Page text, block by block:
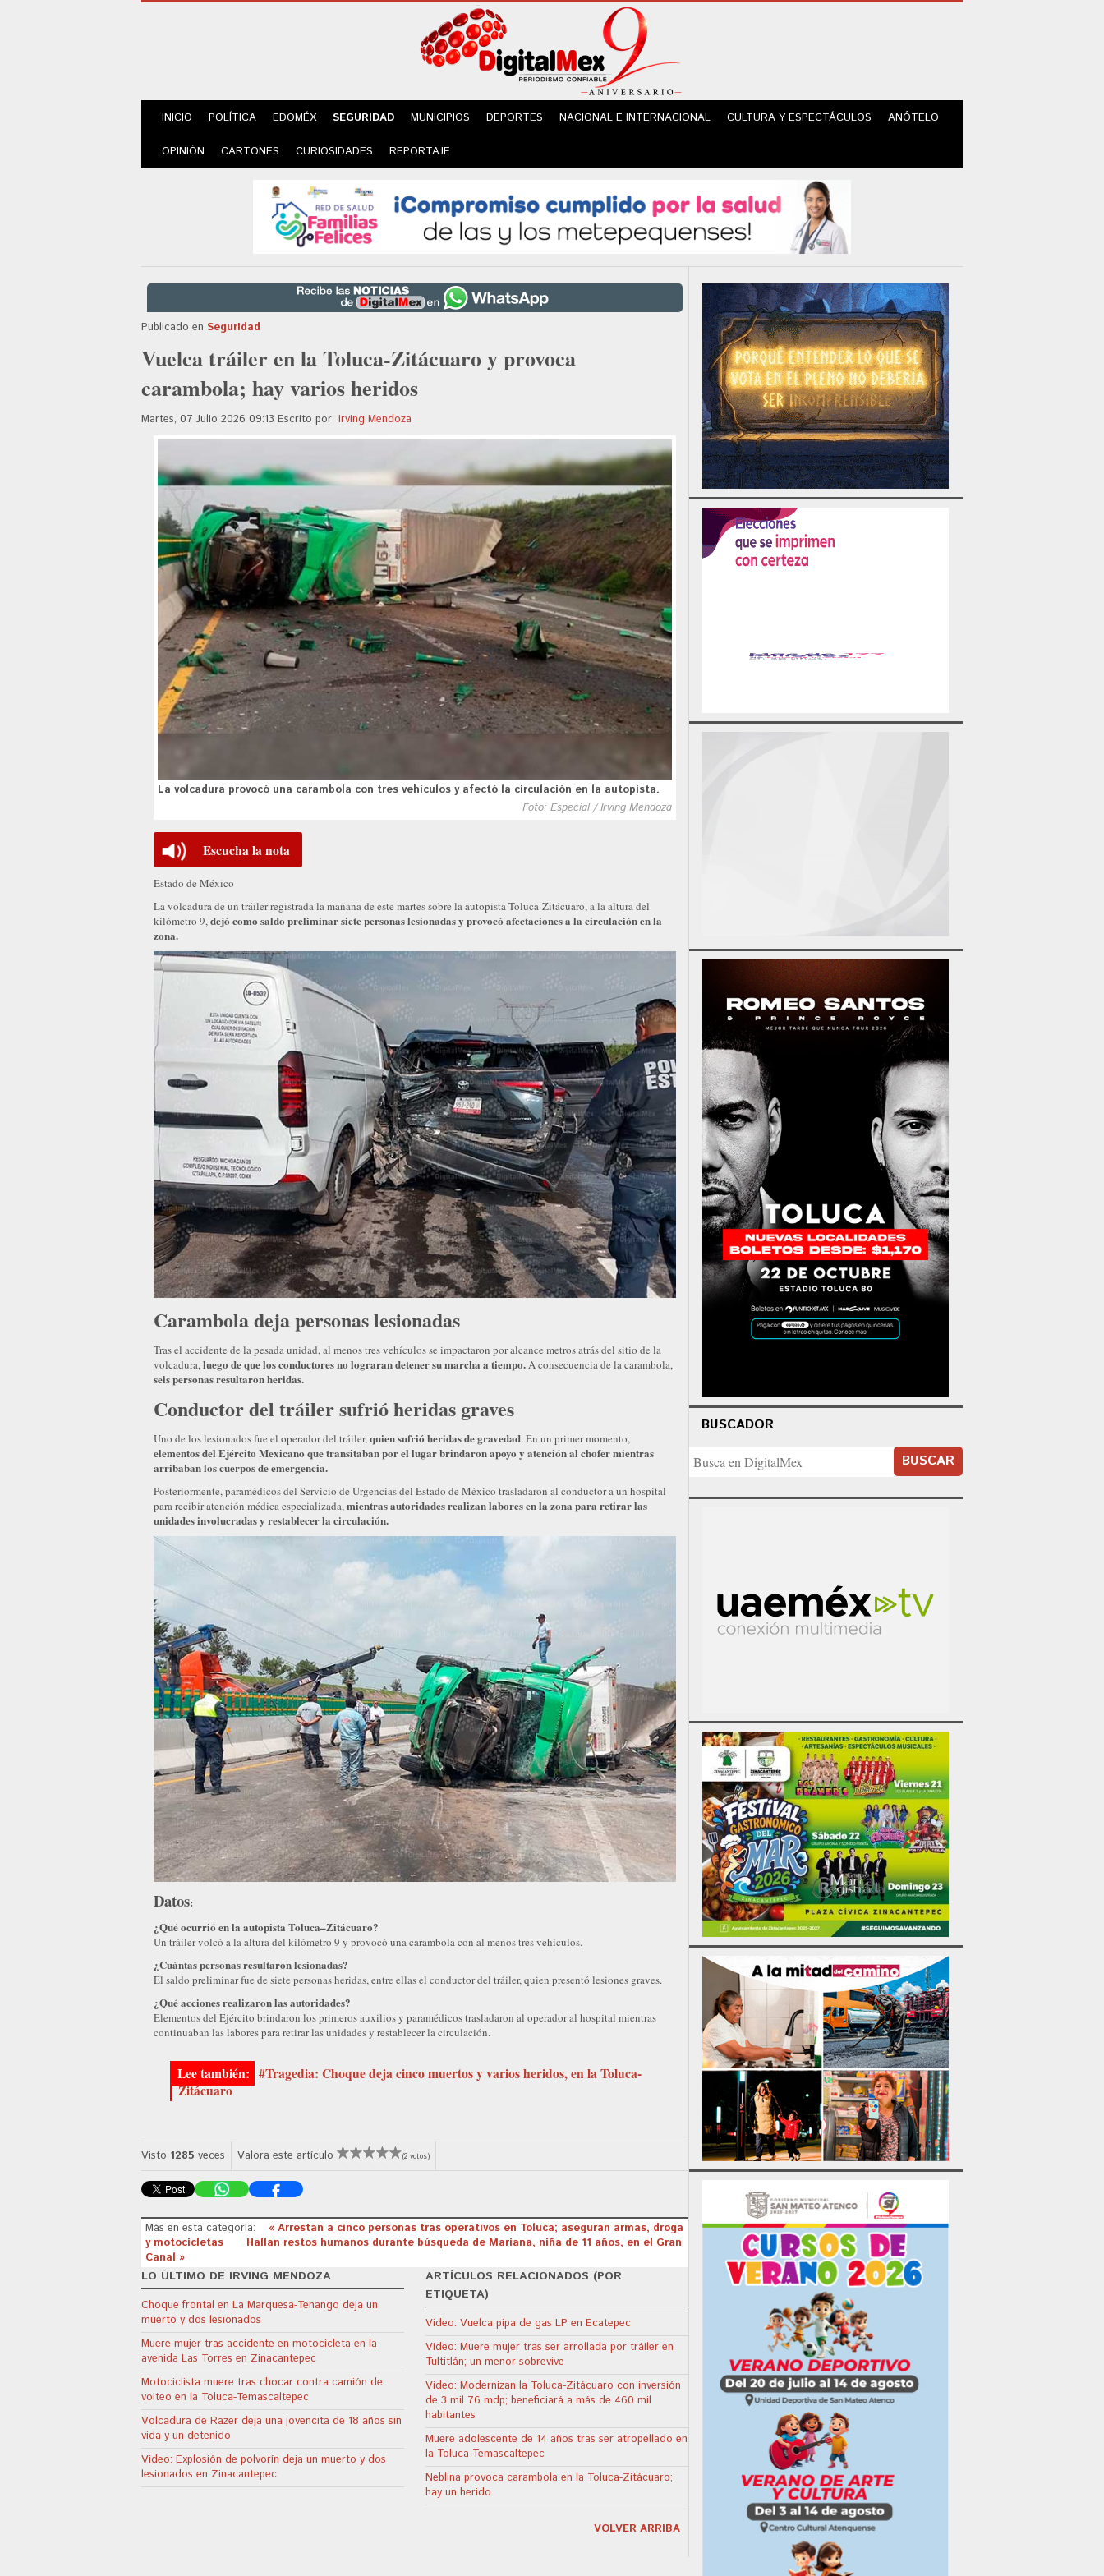
INICIO POLÍTICA EDOMÉX SEGURIDAD MUNICIPIOS DEPORTES NACIONAL E INTERNACIONAL CULTURA Y ESPECTÁCULOS ANÓTELO
OPINIÓN CARTONES CURIOSIDADES REPORTAJE
Publicado en Seguridad
Vuelca tráiler en la Toluca-Zitácuaro y provoca
carambola; hay varios heridos
Martes, 07 Julio 2026 09:13 Escrito por Irving Mendoza
La volcadura provocó una carambola con tres vehículos y afectó la circulación en la autopista.
Foto: Especial / Irving Mendoza
Escucha la nota
Estado de México
La volcadura de un tráiler registrada la mañana de este martes sobre la autopista Toluca-Zitácuaro, a la altura del
kilómetro 9,dejó como saldo preliminar siete personas lesionadas y provocó afectaciones a la circulación en la
zona.
Carambola deja personas lesionadas
Tras el accidente de la pesada unidad, al menos tres vehículos se impactaron por alcance metros atrás del sitio de la
volcadura, luego de que los conductores no lograran detener su marcha a tiempo. A consecuencia de la carambola,
seis personas resultaron heridas.
Conductor del tráiler sufrió heridas graves
Uno de los lesionados fue el operador del tráiler, quien sufrió heridas de gravedad. En un primer momento,
elementos del Ejército Mexicano que transitaban por el lugar brindaron apoyo y atención al chofer mientras
arribaban los cuerpos de emergencia.
Posteriormente, paramédicos del Servicio de Urgencias del Estado de México trasladaron al conductor a un hospital
para recibir atención médica especializada, mientras autoridades realizan labores en la zona para retirar las
unidades involucradas y restablecer la circulación.
Datos:
¿Qué ocurrió en la autopista Toluca–Zitácuaro?
Un tráiler volcó a la altura del kilómetro 9 y provocó una carambola con al menos tres vehículos.
¿Cuántas personas resultaron lesionadas?
El saldo preliminar fue de siete personas heridas, entre ellas el conductor del tráiler, quien presentó lesiones graves.
¿Qué acciones realizaron las autoridades?
Elementos del Ejército brindaron los primeros auxilios y paramédicos trasladaron al operador al hospital mientras
continuaban las labores para retirar las unidades y restablecer la circulación.
#Tragedia: Choque deja cinco muertos y varios heridos, en la Toluca-
Zitácuaro
Visto 1285 veces Valora este artículo (2 votos)
Más en esta categoría:
« Arrestan a cinco personas tras operativos en Toluca; aseguran armas, droga
y motocicletas
Hallan restos humanos durante búsqueda de Mariana, niña de 11 años, en el Gran
Canal »
LO ÚLTIMO DE IRVING MENDOZA
Choque frontal en La Marquesa-Tenango deja un
muerto y dos lesionados
Muere mujer tras accidente en motocicleta en la
avenida Las Torres en Zinacantepec
Motociclista muere tras chocar contra camión de
volteo en la Toluca-Temascaltepec
Volcadura de Razer deja una jovencita de 18 años sin
vida y un detenido
Video: Explosión de polvorín deja un muerto y dos
lesionados en Zinacantepec
ARTÍCULOS RELACIONADOS (POR
ETIQUETA)
Video: Vuelca pipa de gas LP en Ecatepec
Video: Muere mujer tras ser arrollada por tráiler en
Tultitlán; un menor sobrevive
Video: Modernizan la Toluca-Zitácuaro con inversión
de 3 mil 76 mdp; beneficiará a más de 460 mil
habitantes
Muere adolescente de 14 años tras ser atropellado en
la Toluca-Temascaltepec
Neblina provoca carambola en la Toluca-Zitácuaro;
hay un herido
VOLVER ARRIBA
BUSCADOR
BUSCAR